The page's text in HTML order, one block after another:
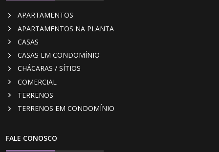
APARTAMENTOS
APARTAMENTOS NA PLANTA
CASAS
CASAS EM CONDOMÍNIO
CHÁCARAS / SÍTIOS
COMERCIAL
TERRENOS
TERRENOS EM CONDOMÍNIO
FALE CONOSCO